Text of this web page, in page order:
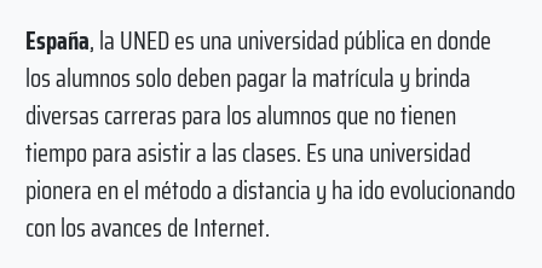
España, la UNED es una universidad pública en donde
los alumnos solo deben pagar la matrícula y brinda
diversas carreras para los alumnos que no tienen
tiempo para asistir a las clases. Es una universidad
pionera en el método a distancia y ha ido evolucionando
con los avances de Internet.